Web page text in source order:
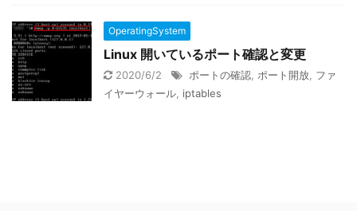
OperatingSystem
Linux 開いているポート確認と変更
2020/6/2 ポートの確認 ポート開放 ファ
イヤーウォール iptables